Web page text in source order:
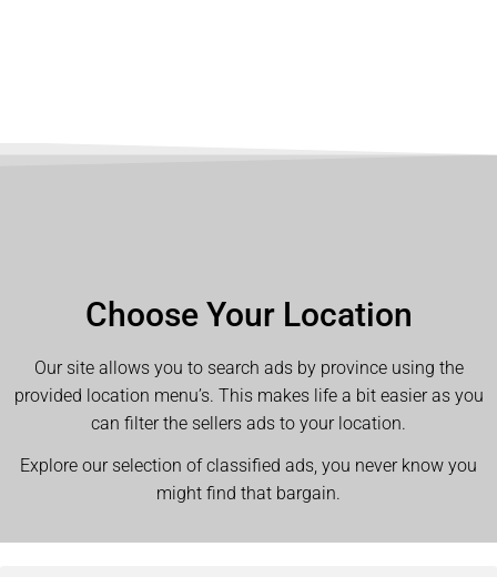
Choose Your Location
Our site allows you to search ads by province using the
provided location menu’s. This makes life a bit easier as you
can filter the sellers ads to your location.
Explore our selection of classified ads, you never know you
might find that bargain.